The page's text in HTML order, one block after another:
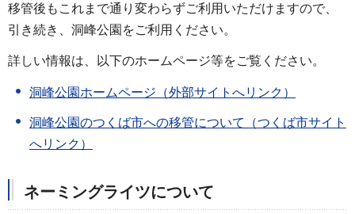
移管後もこれまで通り変わらずご利用いただけますので、
引き続き、洞峰公園をご利用ください。
詳しい情報は、以下のホームページ等をご覧ください。
洞峰公園ホームページ（外部サイトへリンク）
洞峰公園のつくば市への移管について（つくば市サイト
へリンク）
ネーミングライツについて